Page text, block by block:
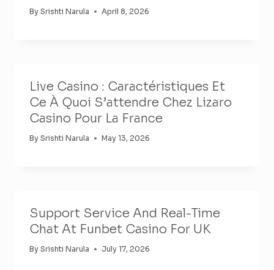
By Srishti Narula April 8, 2026
Live Casino : Caractéristiques Et
Ce À Quoi S’attendre Chez Lizaro
Casino Pour La France
By Srishti Narula May 13, 2026
Support Service And Real-Time
Chat At Funbet Casino For UK
By Srishti Narula July 17, 2026